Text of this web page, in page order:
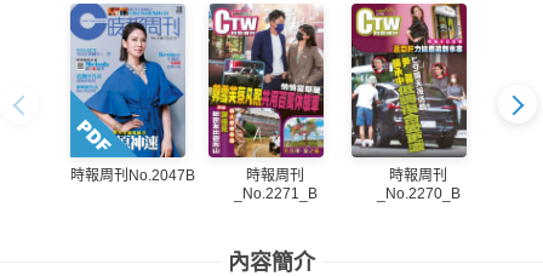
時報周刊No.2047B
時報周刊
_No.2271_B
時報周刊
_No.2270_B
內容簡介